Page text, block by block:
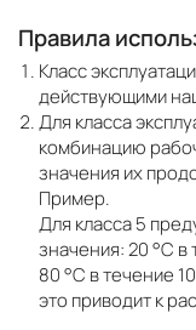
Правила
Класс
действующими
Для класса
комбинацию
значения их
Пример.
Для класса 5
значения: 20 °С в
80 °С в течение
это приводит к